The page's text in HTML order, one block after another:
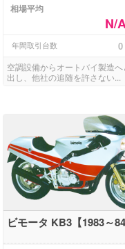
相場平均
N/
年間取引台数 0
空調設備からオートバイ製造へ
出し、他社の追随を許さない...
ビモータ KB3【1983～84